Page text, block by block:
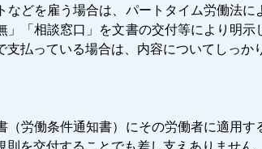
などを雇う場合は、パートタイム労働法
」「相談窓口」を文書の交付等により明
払っている場合は、内容についてしっか
（労働条件通知書）にその労働者に適用